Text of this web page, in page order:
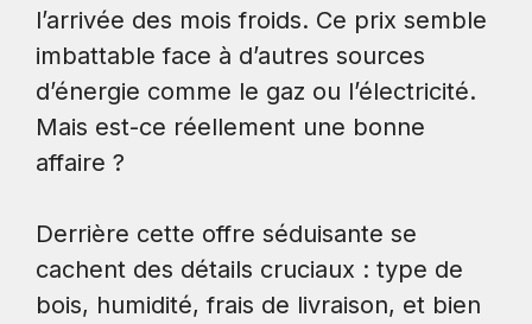
l’arrivée des mois froids. Ce prix semble
imbattable face à d’autres sources
d’énergie comme le gaz ou l’électricité.
Mais est-ce réellement une bonne
affaire ?
Derrière cette offre séduisante se
cachent des détails cruciaux : type de
bois, humidité, frais de livraison, et bien